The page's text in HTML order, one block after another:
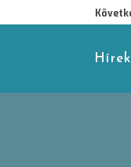
Hírek